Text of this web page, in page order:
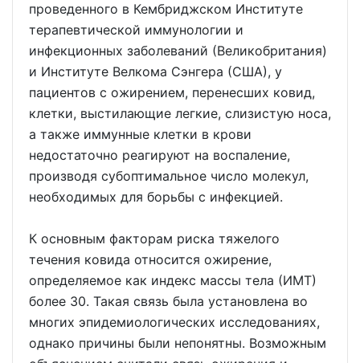
проведенного в Кембриджском Институте
терапевтической иммунологии и
инфекционных заболеваний (Великобритания)
и Институте Велкома Сэнгера (США), у
пациентов с ожирением, перенесших ковид,
клетки, выстилающие легкие, слизистую носа,
а также иммунные клетки в крови
недостаточно реагируют на воспаление,
производя субоптимальное число молекул,
необходимых для борьбы с инфекцией.
К основным факторам риска тяжелого
течения ковида относится ожирение,
определяемое как индекс массы тела (ИМТ)
более 30. Такая связь была установлена во
многих эпидемиологических исследованиях,
однако причины были непонятны. Возможным